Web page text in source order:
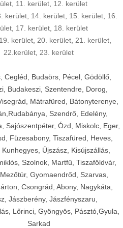
11. kerület 12. kerület
kerület, 14. kerület, 15. kerület, 16.
, 17. kerület, 18. kerület
19. kerület, 20. kerület, 21. kerület,
22.kerület 23. kerület
Cegléd, Budaörs, Pécel, Gödöllő,
Budakeszi, Szentendre, Dorog,
Mátrafüred, Bátonyterenye,
Szendrő, Edelény,
Sajószentpéter, Ózd, Miskolc, Eger,
Füzesabony, Tiszafüred, Heves,
Újszász, Kisújszállás,
Szolnok, Martfű, Tiszaföldvár,
Gyomaendrőd, Szarvas,
Csongrád, Abony, Nagykáta,
Jászberény, Jászfényszaru,
Lőrinci, Gyöngyös, Pásztó,Gyula,
Sarkad